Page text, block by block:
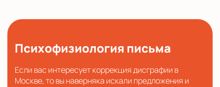
Психофизиология письма
Если вас интересует коррекция дисграфии в
Москве, то вы наверняка искали предложения и